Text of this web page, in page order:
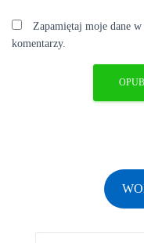
Zapamiętaj moje dane
komentarzy.